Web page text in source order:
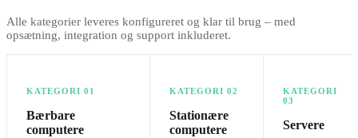
Alle kategorier leveres konfigureret og klar til brug – med
opsætning, integration og support inkluderet.
KATEGORI 01
Bærbare
computere
KATEGORI 02
Stationære
computere
KATEGORI
03
Servere